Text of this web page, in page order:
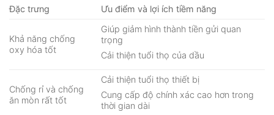
Đặc trưng Ưu điểm và lợi ích tiềm năng
Khả năng chống
oxy hóa tốt
Giúp giảm hình thành tiền gửi quan
trọng
Cải thiện tuổi thọ của dầu
Chống rỉ và chống
ăn mòn rất tốt
Cải thiện tuổi thọ thiết bị
Cung cấp độ chính xác cao hơn trong
thời gian dài